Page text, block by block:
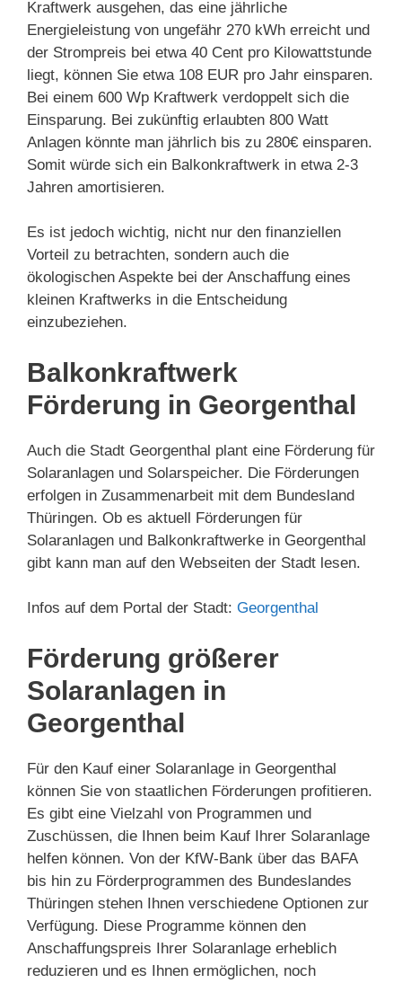
Kraftwerk ausgehen, das eine jährliche
Energieleistung von ungefähr 270 kWh erreicht und
der Strompreis bei etwa 40 Cent pro Kilowattstunde
liegt, können Sie etwa 108 EUR pro Jahr einsparen.
Bei einem 600 Wp Kraftwerk verdoppelt sich die
Einsparung. Bei zukünftig erlaubten 800 Watt
Anlagen könnte man jährlich bis zu 280€ einsparen.
Somit würde sich ein Balkonkraftwerk in etwa 2-3
Jahren amortisieren.
Es ist jedoch wichtig, nicht nur den finanziellen
Vorteil zu betrachten, sondern auch die
ökologischen Aspekte bei der Anschaffung eines
kleinen Kraftwerks in die Entscheidung
einzubeziehen.
Balkonkraftwerk
Förderung in Georgenthal
Auch die Stadt Georgenthal plant eine Förderung für
Solaranlagen und Solarspeicher. Die Förderungen
erfolgen in Zusammenarbeit mit dem Bundesland
Thüringen. Ob es aktuell Förderungen für
Solaranlagen und Balkonkraftwerke in Georgenthal
gibt kann man auf den Webseiten der Stadt lesen.
Infos auf dem Portal der Stadt: Georgenthal
Förderung größerer
Solaranlagen in
Georgenthal
Für den Kauf einer Solaranlage in Georgenthal
können Sie von staatlichen Förderungen profitieren.
Es gibt eine Vielzahl von Programmen und
Zuschüssen, die Ihnen beim Kauf Ihrer Solaranlage
helfen können. Von der KfW-Bank über das BAFA
bis hin zu Förderprogrammen des Bundeslandes
Thüringen stehen Ihnen verschiedene Optionen zur
Verfügung. Diese Programme können den
Anschaffungspreis Ihrer Solaranlage erheblich
reduzieren und es Ihnen ermöglichen, noch